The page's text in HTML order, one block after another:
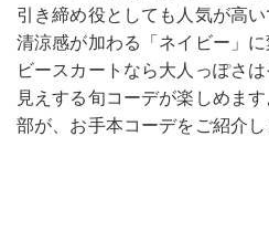
引き締め役としても人気が高
清涼感が加わる「ネイビー」
ビースカートなら大人っぽさ
見えする旬コーデが楽しめま
部が、お手本コーデをご紹介